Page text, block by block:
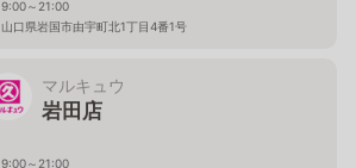
9:00～21:00
山口県岩国市由宇町北1丁目4番1号
マルキュウ
岩田店
9:00～21:00